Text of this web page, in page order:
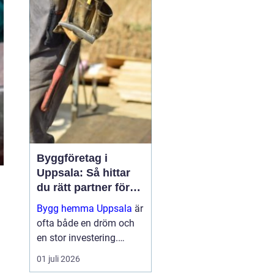
avgörande för husets
värde, inomhusklimat
och tryg...
Byggföretag i
Uppsala: Så hittar
du rätt partner för
ditt projekt
Bygg hemma Uppsala är
ofta både en dröm och
en stor investering.
Oavsett om det handlar
om en totalrenovering,
01 juli 2026